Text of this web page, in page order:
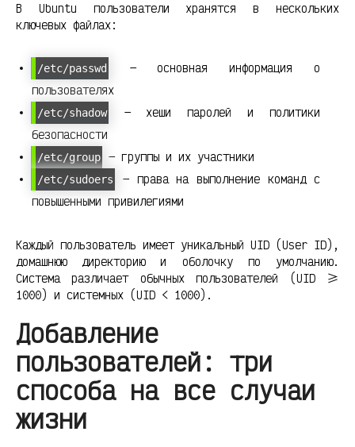
В Ubuntu пользователи хранятся в нескольких
ключевых файлах:
/etc/passwd
— основная информация о
пользователях
/etc/shadow
— хеши паролей и политики
безопасности
/etc/group — группы и их участники
/etc/sudoers
— права на выполнение команд с
повышенными привилегиями
Каждый пользователь имеет уникальный UID (User ID),
домашнюю директорию и оболочку по умолчанию.
Система различает обычных пользователей (UID >=
1000) и системных (UID < 1000).
Добавление
пользователей: три
способа на все случаи
жизни